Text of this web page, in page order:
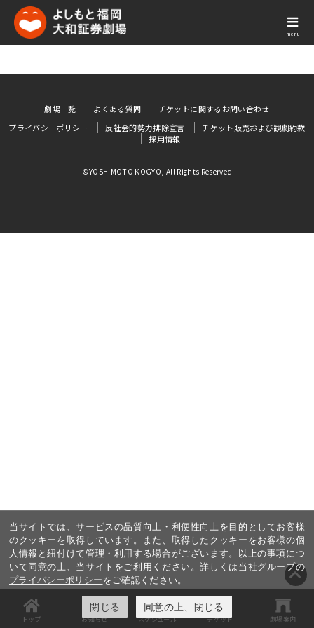
menu
トップ お知らせ スケジュール チケット 劇場案内
当サイトでは、サービスの品質向上・利便性向上を目的としてお客様
のクッキーを取得しています。また、取得したクッキーをお客様の個
人情報と紐付けて管理・利用する場合がございます。以上の事項につ
いて同意の上、当サイトをご利用ください。詳しくは当社グループの
プライバシーポリシーをご確認ください。
閉じる 同意の上、閉じる
劇場一覧 よくある質問
チケットに関するお問い合わせ
プライバシーポリシー
反社会的勢力排除宣言
チケット販売および観劇約款
採用情報
©YOSHIMOTO KOGYO, All Rights Reserved